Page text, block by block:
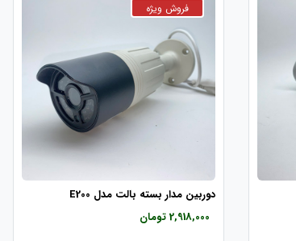
دوربین مدار بسته بالت مدل E200
2,918,000 تومان